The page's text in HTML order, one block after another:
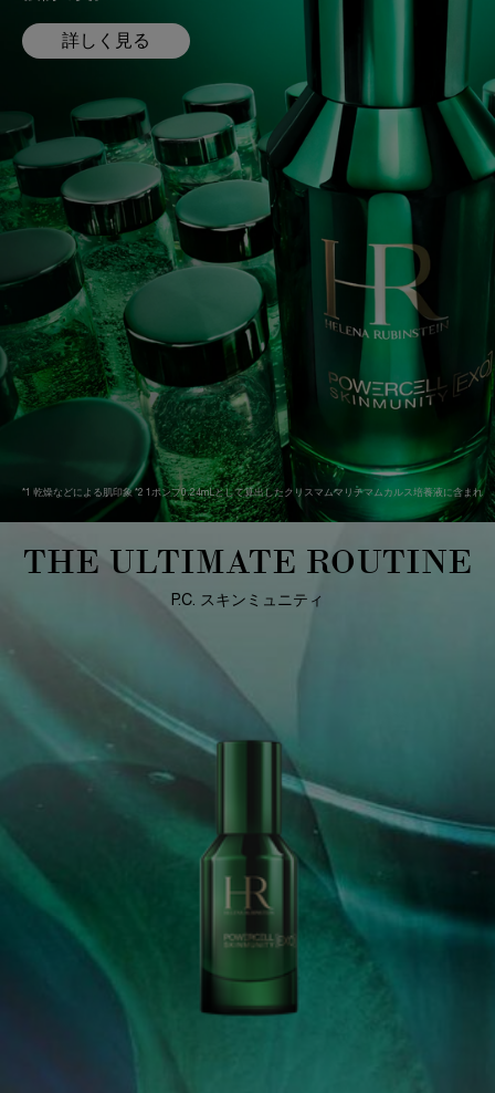
詳しく見る
*1 乾燥などによる肌印象 *2 1ポンプ0.24mLとして算出したクリスマムマリチマムカルス培養液に含まれ
THE ULTIMATE ROUTINE
P.C. スキンミュニティ